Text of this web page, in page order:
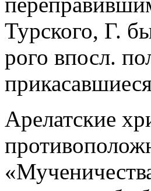
Турского, Г.
рого впосл.
Арелатские